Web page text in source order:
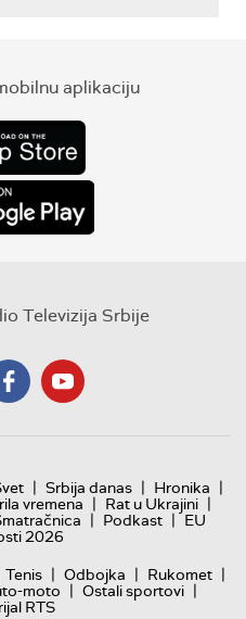
aplikaciju
Televizija Srbije
| Srbija danas | Hronika |
vremena | Rat u Ukrajini |
| Podkast | EU
2026
Tenis | Odbojka | Rukomet |
moto | Ostali sportovi |
RTS